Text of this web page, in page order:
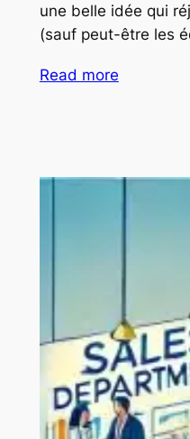
une belle idée qui
(sauf peut-être les
Read more